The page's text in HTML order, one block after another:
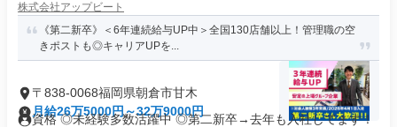
株式会社アップビート
《第二新卒》＜6年連続給与UP中＞全国130店舗以上！管理職の空
きポストも◎キャリアUPを...
〒838-0068福岡県朝倉市甘木
月給26万5000円～32万9000円
資格 ◎未経験多数活躍中 ◎第二新卒→去年も入社してます！